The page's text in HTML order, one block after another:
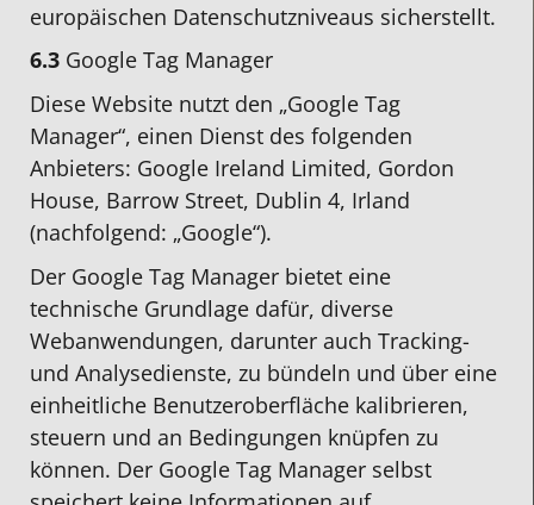
europäischen Datenschutzniveaus sicherstellt.
6.3 Google Tag Manager
Diese Website nutzt den „Google Tag
Manager“, einen Dienst des folgenden
Anbieters: Google Ireland Limited, Gordon
House, Barrow Street, Dublin 4, Irland
(nachfolgend: „Google“).
Der Google Tag Manager bietet eine
technische Grundlage dafür, diverse
Webanwendungen, darunter auch Tracking-
und Analysedienste, zu bündeln und über eine
einheitliche Benutzeroberfläche kalibrieren,
steuern und an Bedingungen knüpfen zu
können. Der Google Tag Manager selbst